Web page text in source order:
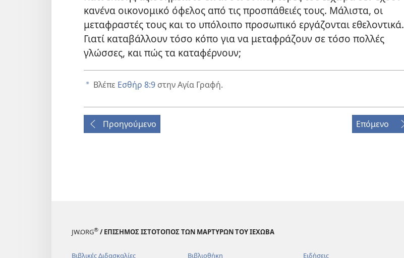
κανένα οικονομικό όφελος από τις προσπάθειές τους. Μάλιστα, οι
μεταφραστές τους και το υπόλοιπο προσωπικό εργάζονται εθελοντικά.
Γιατί καταβάλλουν τόσο κόπο για να μεταφράζουν σε τόσο πολλές
γλώσσες, και πώς τα καταφέρνουν;
a Βλέπε Εσθήρ 8:9 στην Αγία Γραφή.
Προηγούμενο Επόμενο
JW.ORG® / ΕΠΙΣΗΜΟΣ ΙΣΤΟΤΟΠΟΣ ΤΩΝ ΜΑΡΤΥΡΩΝ ΤΟΥ ΙΕΧΩΒΑ
Βιβλικές Διδασκαλίες Βιβλιοθήκη Ειδήσεις